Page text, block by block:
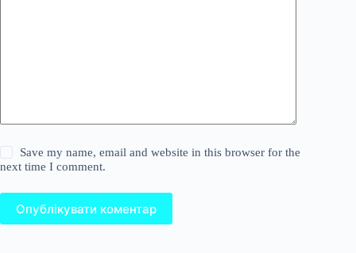
Save my name, email and website in this browser for the
next time I comment.
Опублікувати коментар